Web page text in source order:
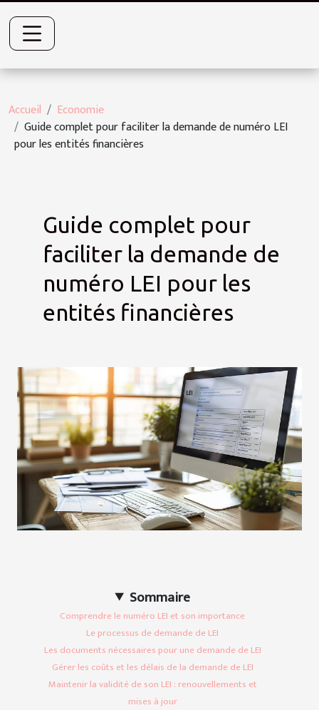
Accueil
Economie
Guide complet pour faciliter la demande de numéro LEI
pour les entités financières
Guide complet pour
faciliter la demande de
numéro LEI pour les
entités financières
Sommaire
Comprendre le numéro LEI et son importance
Le processus de demande de LEI
Les documents nécessaires pour une demande de LEI
Gérer les coûts et les délais de la demande de LEI
Maintenir la validité de son LEI : renouvellements et
mises à jour